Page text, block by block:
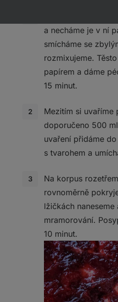
a necháme je v ní
smícháme se
rozmixujeme.
papírem a dáme
15 minut.
Mezitím si uvaříme
doporučeno 500
uvaření přidáme
s tvarohem a
Na korpus
rovnoměrně
lžičkách
mramorování.
10 minut.